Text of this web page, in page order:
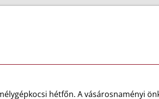
hétfőn. A vásárosnaményi